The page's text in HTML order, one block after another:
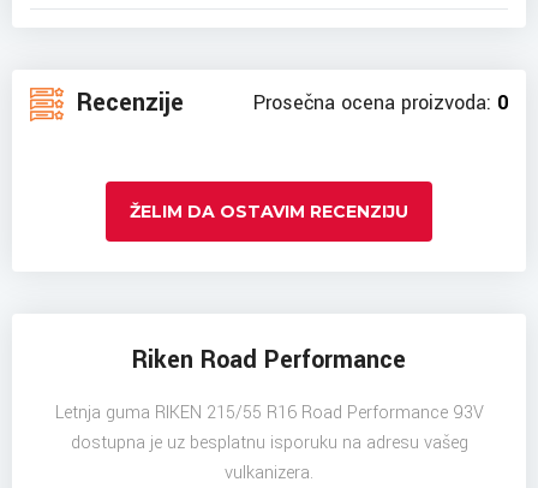
Recenzije Prosečna ocena proizvoda: 0
ŽELIM DA OSTAVIM RECENZIJU
Riken Road Performance
Letnja guma RIKEN 215/55 R16 Road Performance 93V
dostupna je uz besplatnu isporuku na adresu vašeg
vulkanizera.